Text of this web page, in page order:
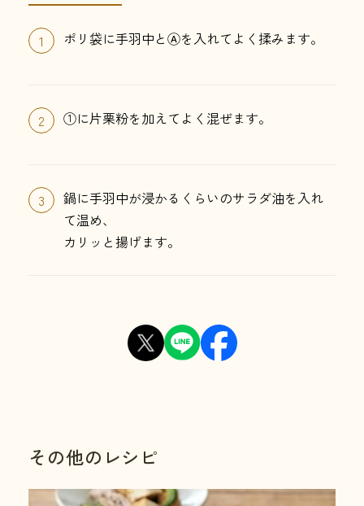
1 ポリ袋に手羽中とⒶを入れてよく揉みます。
2 ①に片栗粉を加えてよく混ぜます。
3
鍋に手羽中が浸かるくらいのサラダ油を入れ
て温め、
カリッと揚げます。
その他のレシピ